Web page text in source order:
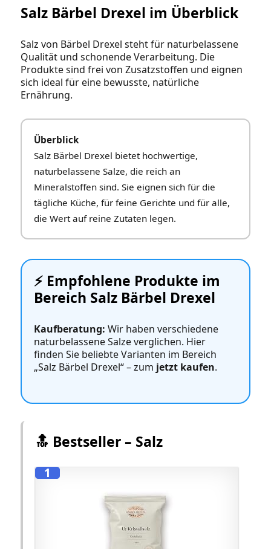
Salz Bärbel Drexel im Überblick
Salz von Bärbel Drexel steht für naturbelassene
Qualität und schonende Verarbeitung. Die
Produkte sind frei von Zusatzstoffen und eignen
sich ideal für eine bewusste, natürliche
Ernährung.
Überblick
Salz Bärbel Drexel bietet hochwertige,
naturbelassene Salze, die reich an
Mineralstoffen sind. Sie eignen sich für die
tägliche Küche, für feine Gerichte und für alle,
die Wert auf reine Zutaten legen.
⚡️ Empfohlene Produkte im
Bereich Salz Bärbel Drexel
Kaufberatung: Wir haben verschiedene
naturbelassene Salze verglichen. Hier
finden Sie beliebte Varianten im Bereich
„Salz Bärbel Drexel“ – zum jetzt kaufen.
🔝 Bestseller – Salz
1